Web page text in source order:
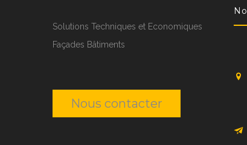
Solutions Techniques et Economiques
Façades Bâtiments
Nous contacter